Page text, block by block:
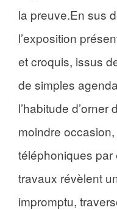
la preuve.En sus
l’exposition
et croquis, issus
de simples
l’habitude
moindre occasion,
téléphoniques par
travaux révèlent
impromptu,